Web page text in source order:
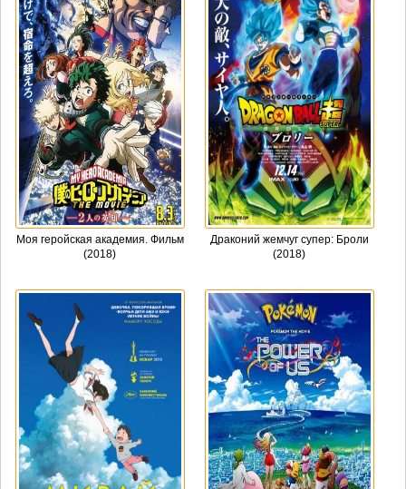
Моя геройская академия. Фильм
(2018)
Драконий жемчуг супер: Броли
(2018)